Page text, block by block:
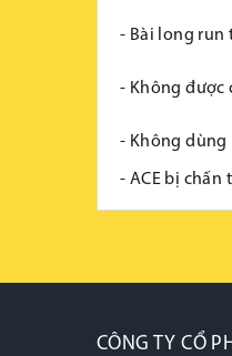
- Bài long run
- Không được
- Không dùng
- ACE bị chấn
CÔNG TY CỔ